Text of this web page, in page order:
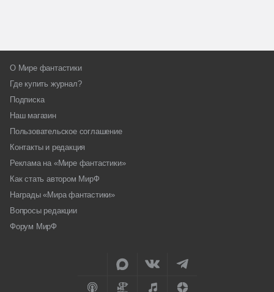
О Мире фантастики
Где купить журнал?
Подписка
Наш магазин
Пользовательское соглашение
Контакты и редакция
Реклама на «Мире фантастики»
Как стать автором МирФ
Награды «Мира фантастики»
Вопросы редакции
Форум МирФ